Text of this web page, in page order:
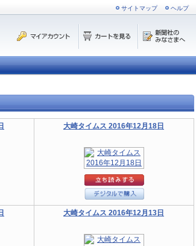
サイトマップ ヘルプ
大崎タイムス 2016年12月18日
大崎タイムス 2016年12月13日